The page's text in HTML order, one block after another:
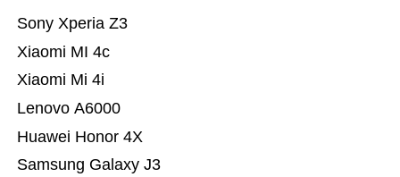
Samsung Galaxy J3
Huawei Honor 4X
Lenovo A6000
Xiaomi Mi 4i
Xiaomi MI 4c
Sony Xperia Z3